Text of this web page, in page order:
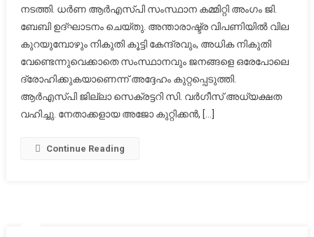
മാർച്ച്
നടത്തി
നടത്തി. ധർണ ആർഎസ്‌പി സംസ്ഥാന കമ്മിറ്റി അംഗം ജി.
ബേബി ഉദ്ഘാടനം ചെയ്തു. അന്താരാഷ്ട്ര വിപണിയിൽ വില
കുറയുമ്പോഴും നികുതി കൂട്ടി കേന്ദ്രവും, അധിക നികുതി
വേണ്ടെന്നുവെക്കാതെ സംസ്ഥാനവും ജനങ്ങളെ ഒരേപോലെ
ദ്രോഹിക്കുകയാണെന്ന് അദ്ദേഹം കുറ്റപ്പെടുത്തി.
ആർഎസ്‌പി ജില്ലാ സെക്രട്ടറി സി. വർഗീസ് അധ്യക്ഷത
വഹിച്ചു. നേതാക്കളായ അജോ കുറ്റിക്കൻ, […]
Continue Reading